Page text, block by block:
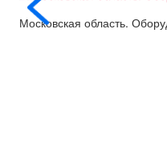
Московская область.